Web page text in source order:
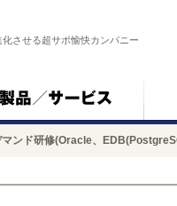
化させる超サポ愉快カンパニー
マンド研修(Oracle、